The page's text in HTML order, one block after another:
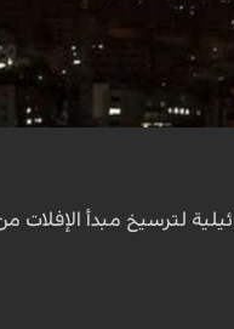
لترسيخ مبدأ الإفلات